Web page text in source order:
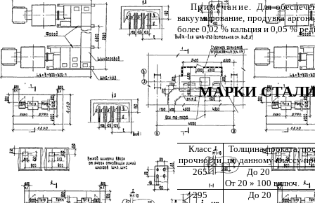
Примечание.
Для
вакуумирование, продувка
более 0,02 % кальция и 0,05 %
МАРКИ
Класс
прочности
Толщина проката,
по данному классу
265
До 20
От 20 » 100 включ.
295
До 20